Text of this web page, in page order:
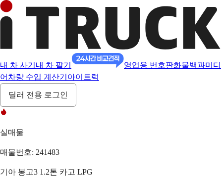
내 차 사기 내 차 팔기 영업용 번호판화물백과미디
어 차량 수입 계산기 아이트럭
딜러 전용 로그인
실매물
매물번호: 241483
기아 봉고3 1.2톤 카고 LPG